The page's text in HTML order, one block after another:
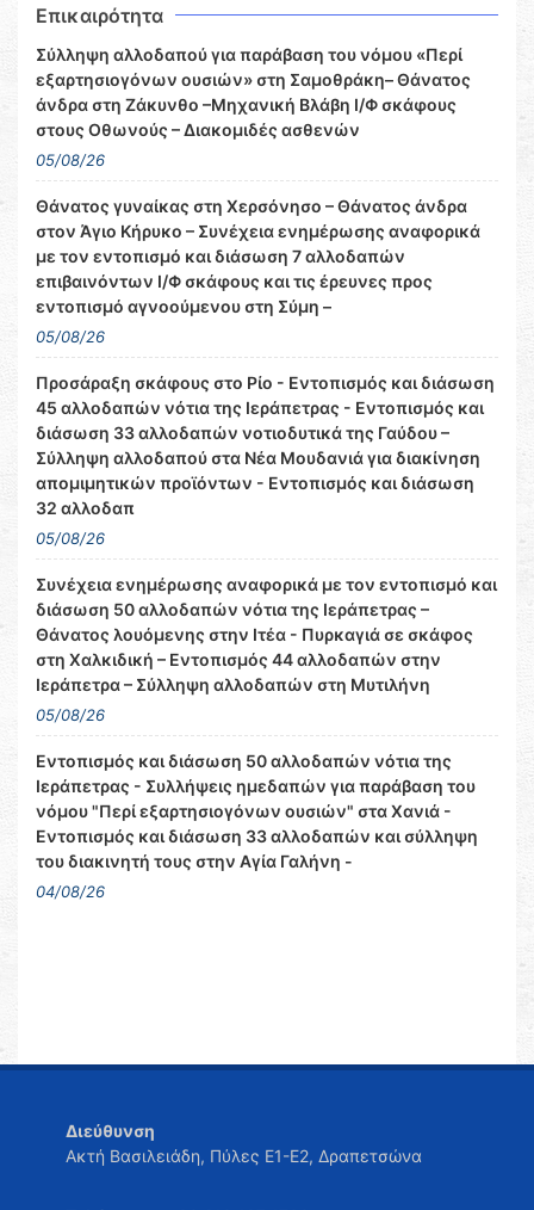
Επικαιρότητα
Σύλληψη αλλοδαπού για παράβαση του νόμου «Περί
εξαρτησιογόνων ουσιών» στη Σαμοθράκη– Θάνατος
άνδρα στη Ζάκυνθο –Μηχανική Βλάβη Ι/Φ σκάφους
στους Οθωνούς – Διακομιδές ασθενών
05/08/26
Θάνατος γυναίκας στη Χερσόνησο – Θάνατος άνδρα
στον Άγιο Κήρυκο – Συνέχεια ενημέρωσης αναφορικά
με τον εντοπισμό και διάσωση 7 αλλοδαπών
επιβαινόντων Ι/Φ σκάφους και τις έρευνες προς
εντοπισμό αγνοούμενου στη Σύμη –
05/08/26
Προσάραξη σκάφους στο Ρίο - Εντοπισμός και διάσωση
45 αλλοδαπών νότια της Ιεράπετρας - Εντοπισμός και
διάσωση 33 αλλοδαπών νοτιοδυτικά της Γαύδου –
Σύλληψη αλλοδαπού στα Νέα Μουδανιά για διακίνηση
απομιμητικών προϊόντων - Εντοπισμός και διάσωση
32 αλλοδαπ
05/08/26
Συνέχεια ενημέρωσης αναφορικά με τον εντοπισμό και
διάσωση 50 αλλοδαπών νότια της Ιεράπετρας –
Θάνατος λουόμενης στην Ιτέα - Πυρκαγιά σε σκάφος
στη Χαλκιδική – Εντοπισμός 44 αλλοδαπών στην
Ιεράπετρα – Σύλληψη αλλοδαπών στη Μυτιλήνη
05/08/26
Εντοπισμός και διάσωση 50 αλλοδαπών νότια της
Ιεράπετρας - Συλλήψεις ημεδαπών για παράβαση του
νόμου "Περί εξαρτησιογόνων ουσιών" στα Χανιά -
Εντοπισμός και διάσωση 33 αλλοδαπών και σύλληψη
του διακινητή τους στην Αγία Γαλήνη -
04/08/26
Διεύθυνση
Ακτή Βασιλειάδη, Πύλες Ε1-Ε2, Δραπετσώνα